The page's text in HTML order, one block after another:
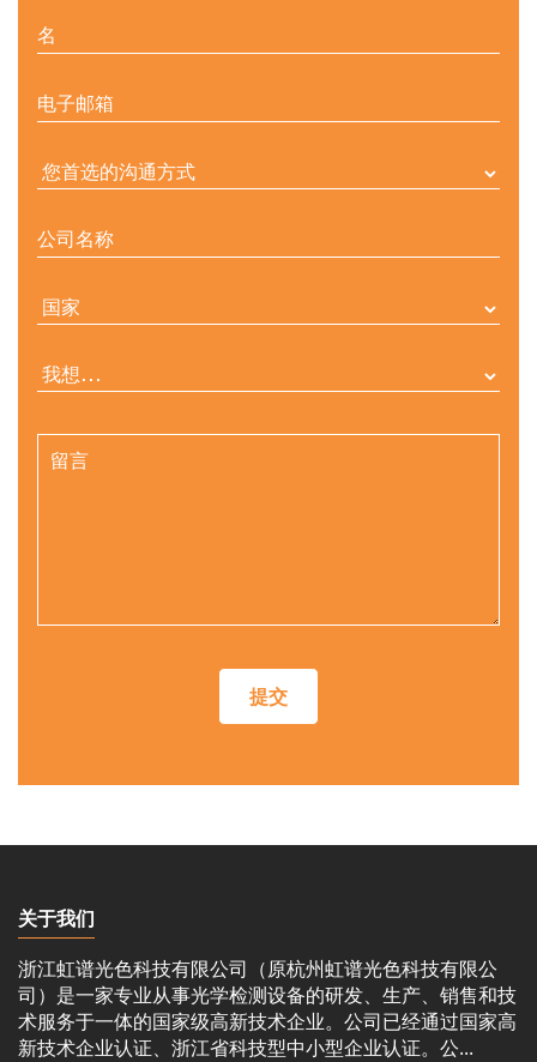
提交
关于我们
浙江虹谱光色科技有限公司（原杭州虹谱光色科技有限公
司）是一家专业从事光学检测设备的研发、生产、销售和技
术服务于一体的国家级高新技术企业。公司已经通过国家高
新技术企业认证、浙江省科技型中小型企业认证。公...